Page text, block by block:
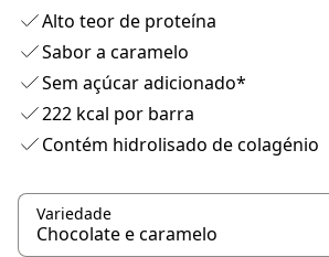
Alto teor de proteína
Sabor a caramelo
Sem açúcar adicionado*
222 kcal por barra
Contém hidrolisado de colagénio
Variedade